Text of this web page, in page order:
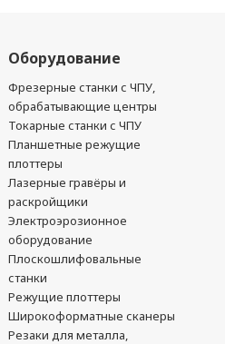
Оборудование
Фрезерные станки с ЧПУ,
обрабатывающие центры
Токарные станки с ЧПУ
Планшетные режущие
плоттеры
Лазерные гравёры и
раскройщики
Электроэрозионное
оборудование
Плоскошлифовальные
станки
Режущие плоттеры
Широкоформатные сканеры
Резаки для металла,